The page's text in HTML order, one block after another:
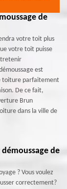
de
votre toit plus
votre toit puisse
est
toiture parfaitement
De ce fait,
Brun
dans la ville de
de
? Vous voulez
correctement?